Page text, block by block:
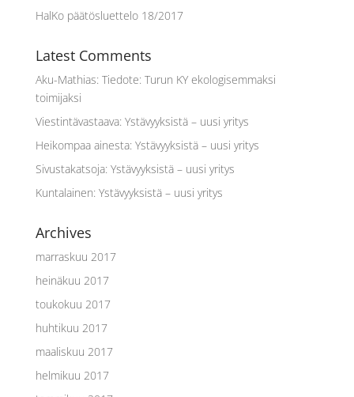
HalKo päätösluettelo 18/2017
Latest Comments
Aku-Mathias: Tiedote: Turun KY ekologisemmaksi
toimijaksi
Viestintävastaava: Ystävyyksistä – uusi yritys
Heikompaa ainesta: Ystävyyksistä – uusi yritys
Sivustakatsoja: Ystävyyksistä – uusi yritys
Kuntalainen: Ystävyyksistä – uusi yritys
Archives
marraskuu 2017
heinäkuu 2017
toukokuu 2017
huhtikuu 2017
maaliskuu 2017
helmikuu 2017